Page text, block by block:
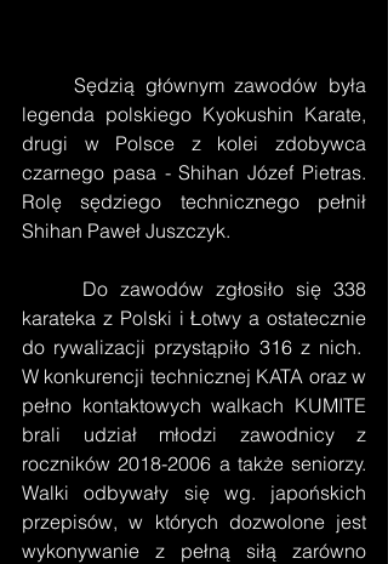
     Sędzią głównym zawodów była
legenda polskiego Kyokushin Karate,
drugi w Polsce z kolei zdobywca
czarnego pasa - Shihan Józef Pietras.
Rolę sędziego technicznego pełnił
Shihan Paweł Juszczyk.
karateka z Polski i Łotwy a ostatecznie
do rywalizacji przystąpiło 316 z nich.
W konkurencji technicznej KATA oraz w
pełno kontaktowych walkach KUMITE
brali udział młodzi zawodnicy z
roczników 2018-2006 a także seniorzy.
Walki odbywały się wg. japońskich
przepisów, w których dozwolone jest
wykonywanie z pełną siłą zarówno